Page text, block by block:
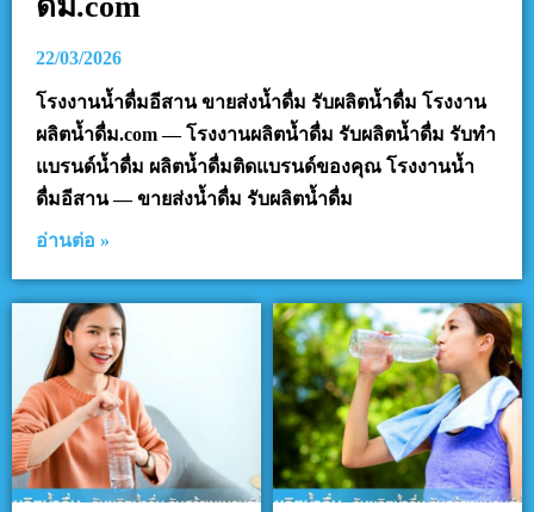
22/03/2026
โรงงานน้ำดื่มอีสาน ขายส่งน้ำดื่ม รับผลิตน้ำดื่ม โรงงาน
ผลิตน้ำดื่ม.com — โรงงานผลิตน้ำดื่ม รับผลิตน้ำดื่ม รับทำ
แบรนด์น้ำดื่ม ผลิตน้ำดื่มติดแบรนด์ของคุณ โรงงานน้ำ
ดื่มอีสาน — ขายส่งน้ำดื่ม รับผลิตน้ำดื่ม
อ่านต่อ »